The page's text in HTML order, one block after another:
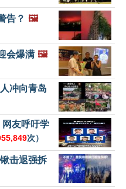
告？ 🖼️
会爆满 🖼️
冲向青岛
网友呼吁学
次）
击退强拆